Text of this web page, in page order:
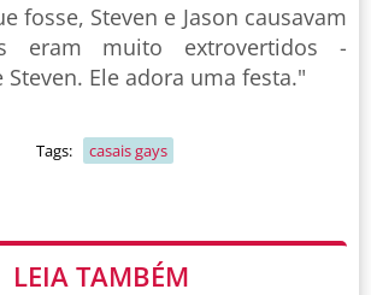
fosse, Steven e Jason causavam
eram muito extrovertidos -
Ele adora uma festa."
Tags: casais gays
LEIA TAMBÉM